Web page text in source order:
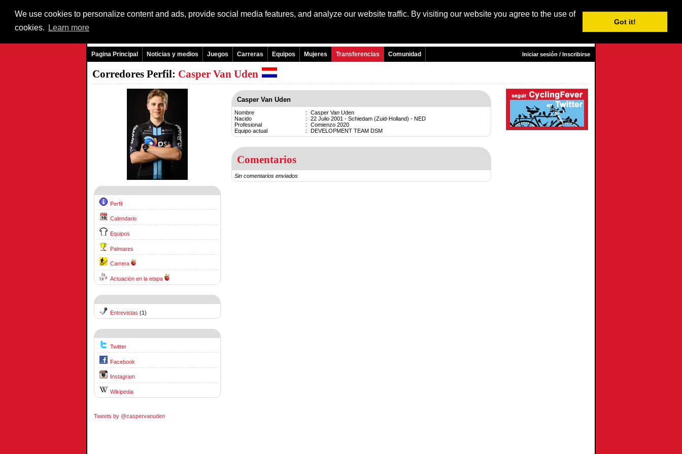
We use cookies to personalize content and ads, provide social media features, and analyze our website traffic. By visiting our website you agree to the use of
cookies.
Learn more
Got it!
Login / Subscribe
Pagina Principal Noticias y medios Juegos Carreras Equipos Mujeres Transferencias Comunidad Iniciar sesión / Inscribirse
Corredores Perfil: Casper Van Uden
Perfil
Calendario
Equipos
Palmares
Carrera
Actuación en la etapa
Entrevistas (1)
Twitter
Facebook
Instagram
Wikipedia
Tweets by @caspervanuden
Casper Van Uden
Nombre :
Casper Van Uden
Nacido
:
22 Julio 2001 - Schiedam (Zuid-Holland) - NED
Profesional
:
Comienzo 2020
Equipo actual
: DEVELOPMENT TEAM DSM
Comentarios
Sin comentarios enviados